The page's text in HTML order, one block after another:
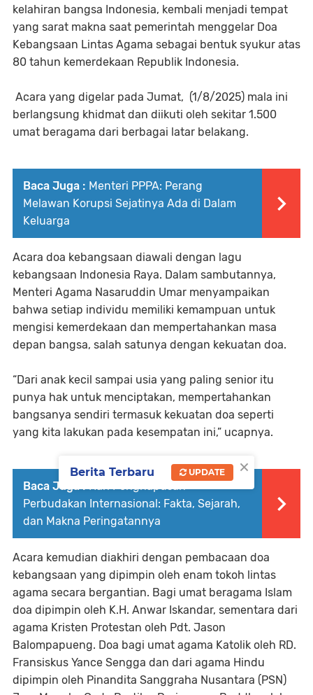
kelahiran bangsa Indonesia, kembali menjadi tempat
yang sarat makna saat pemerintah menggelar Doa
Kebangsaan Lintas Agama sebagai bentuk syukur atas
80 tahun kemerdekaan Republik Indonesia.
Acara yang digelar pada Jumat, (1/8/2025) mala ini
berlangsung khidmat dan diikuti oleh sekitar 1.500
umat beragama dari berbagai latar belakang.
Baca Juga : Menteri PPPA: Perang
Melawan Korupsi Sejatinya Ada di Dalam
Keluarga
Acara doa kebangsaan diawali dengan lagu
kebangsaan Indonesia Raya. Dalam sambutannya,
Menteri Agama Nasaruddin Umar menyampaikan
bahwa setiap individu memiliki kemampuan untuk
mengisi kemerdekaan dan mempertahankan masa
depan bangsa, salah satunya dengan kekuatan doa.
“Dari anak kecil sampai usia yang paling senior itu
punya hak untuk menciptakan, mempertahankan
bangsanya sendiri termasuk kekuatan doa seperti
yang kita lakukan pada kesempatan ini,” ucapnya.
Baca Juga : Hari Penghapusan
Perbudakan Internasional: Fakta, Sejarah,
dan Makna Peringatannya
Acara kemudian diakhiri dengan pembacaan doa
kebangsaan yang dipimpin oleh enam tokoh lintas
agama secara bergantian. Bagi umat beragama Islam
doa dipimpin oleh K.H. Anwar Iskandar, sementara dari
agama Kristen Protestan oleh Pdt. Jason
Balompapueng. Doa bagi umat agama Katolik oleh RD.
Fransiskus Yance Sengga dan dari agama Hindu
dipimpin oleh Pinandita Sanggraha Nusantara (PSN)
×
Berita Terbaru UPDATE